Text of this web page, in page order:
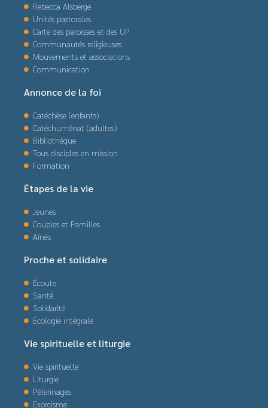
Rebecca Alsberge
Unités pastorales
Carte des paroisses et des UP
Communautés religieuses
Mouvements et associations
Communication
Annonce de la foi
Catéchèse (enfants)
Catéchuménat (adultes)
Bibliothèque
Tous disciples en mission
Formation
Étapes de la vie
Jeunes
Couples et Familles
Aînés
Proche et solidaire
Écoute
Santé
Solidarité
Écologie intégrale
Vie spirituelle et liturgie
Vie spirituelle
Liturgie
Pèlerinages
Exorcisme